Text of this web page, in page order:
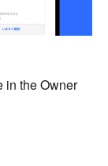
in the Owner